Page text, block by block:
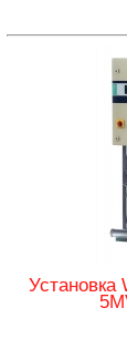
Установка